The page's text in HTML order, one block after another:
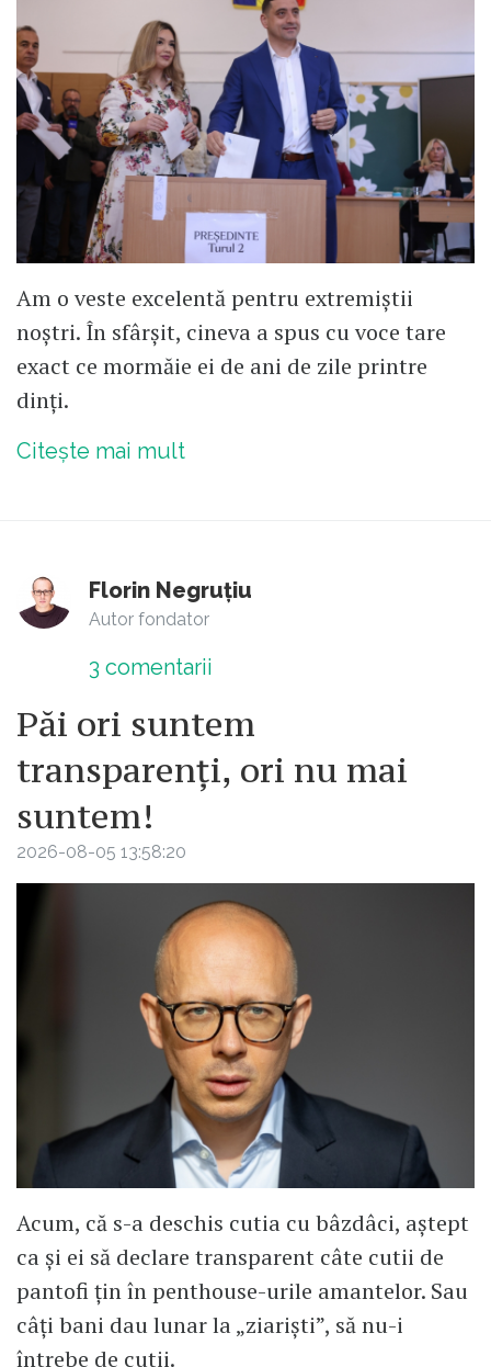
Am o veste excelentă pentru extremiștii
noștri. În sfârșit, cineva a spus cu voce tare
exact ce mormăie ei de ani de zile printre
dinți.
Citește mai mult
Florin Negruțiu
Autor fondator
3 comentarii
Păi ori suntem
transparenți, ori nu mai
suntem!
2026-08-05 13:58:20
Acum, că s-a deschis cutia cu bâzdâci, aștept
ca și ei să declare transparent câte cutii de
pantofi țin în penthouse-urile amantelor. Sau
câți bani dau lunar la „ziariști”, să nu-i
întrebe de cutii.